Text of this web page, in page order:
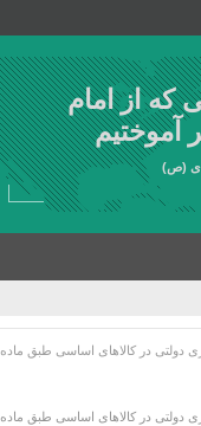
که از امام
آموختیم
ای (ص)
طبق ماده ۴۸ برنامه هفتم خبر داد و ...